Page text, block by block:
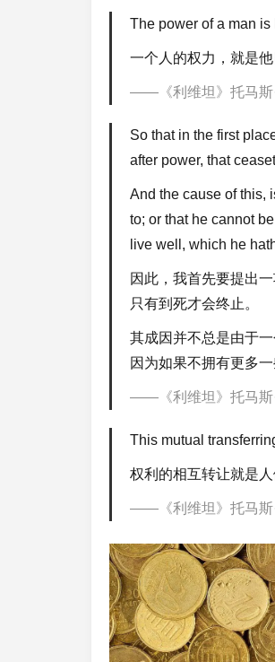
The power of a man
一个人的权力，就是
《利维坦》托马
So that in the first
after power, that
And the cause of this,
to; or that he cannot
live well, which he
因此，我首先要提出
只有到死才会终止。
其成因并不总是由于
因为如果不拥有更多
《利维坦》托马
This mutual
权利的相互转让就是
《利维坦》托马